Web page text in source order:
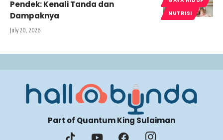
NUTRISI
Pendek: Kenali Tanda dan
Dampaknya
July 20, 2026
Part of Quantum King Sulaiman